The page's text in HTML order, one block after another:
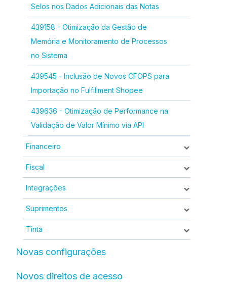
Selos nos Dados Adicionais das Notas
439158 - Otimização da Gestão de
Memória e Monitoramento de Processos
no Sistema
439545 - Inclusão de Novos CFOPS para
Importação no Fulfillment Shopee
439636 - Otimização de Performance na
Validação de Valor Mínimo via API
Financeiro
Fiscal
Integrações
Suprimentos
Tinta
Novas configurações
Novos direitos de acesso